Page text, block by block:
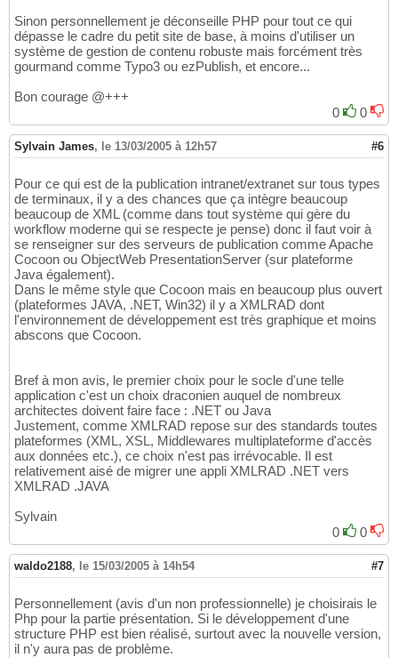
Sinon personnellement je déconseille PHP pour tout ce qui
dépasse le cadre du petit site de base, à moins d'utiliser un
système de gestion de contenu robuste mais forcément très
gourmand comme Typo3 ou ezPublish, et encore...
Bon courage @+++
0
0
Sylvain James, le 13/03/2005 à 12h57 #6
Pour ce qui est de la publication intranet/extranet sur tous types
de terminaux, il y a des chances que ça intègre beaucoup
beaucoup de XML (comme dans tout système qui gère du
workflow moderne qui se respecte je pense) donc il faut voir à
se renseigner sur des serveurs de publication comme Apache
Cocoon ou ObjectWeb PresentationServer (sur plateforme
Java également).
Dans le même style que Cocoon mais en beaucoup plus ouvert
(plateformes JAVA, .NET, Win32) il y a XMLRAD dont
l'environnement de développement est très graphique et moins
abscons que Cocoon.
Bref à mon avis, le premier choix pour le socle d'une telle
application c'est un choix draconien auquel de nombreux
architectes doivent faire face : .NET ou Java
Justement, comme XMLRAD repose sur des standards toutes
plateformes (XML, XSL, Middlewares multiplateforme d'accès
aux données etc.), ce choix n'est pas irrévocable. Il est
relativement aisé de migrer une appli XMLRAD .NET vers
XMLRAD .JAVA
Sylvain
0
0
waldo2188, le 15/03/2005 à 14h54 #7
Personnellement (avis d'un non professionnelle) je choisirais le
Php pour la partie présentation. Si le développement d'une
structure PHP est bien réalisé, surtout avec la nouvelle version,
il n'y aura pas de problème.